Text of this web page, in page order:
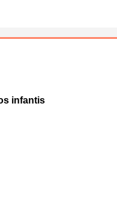
infantis